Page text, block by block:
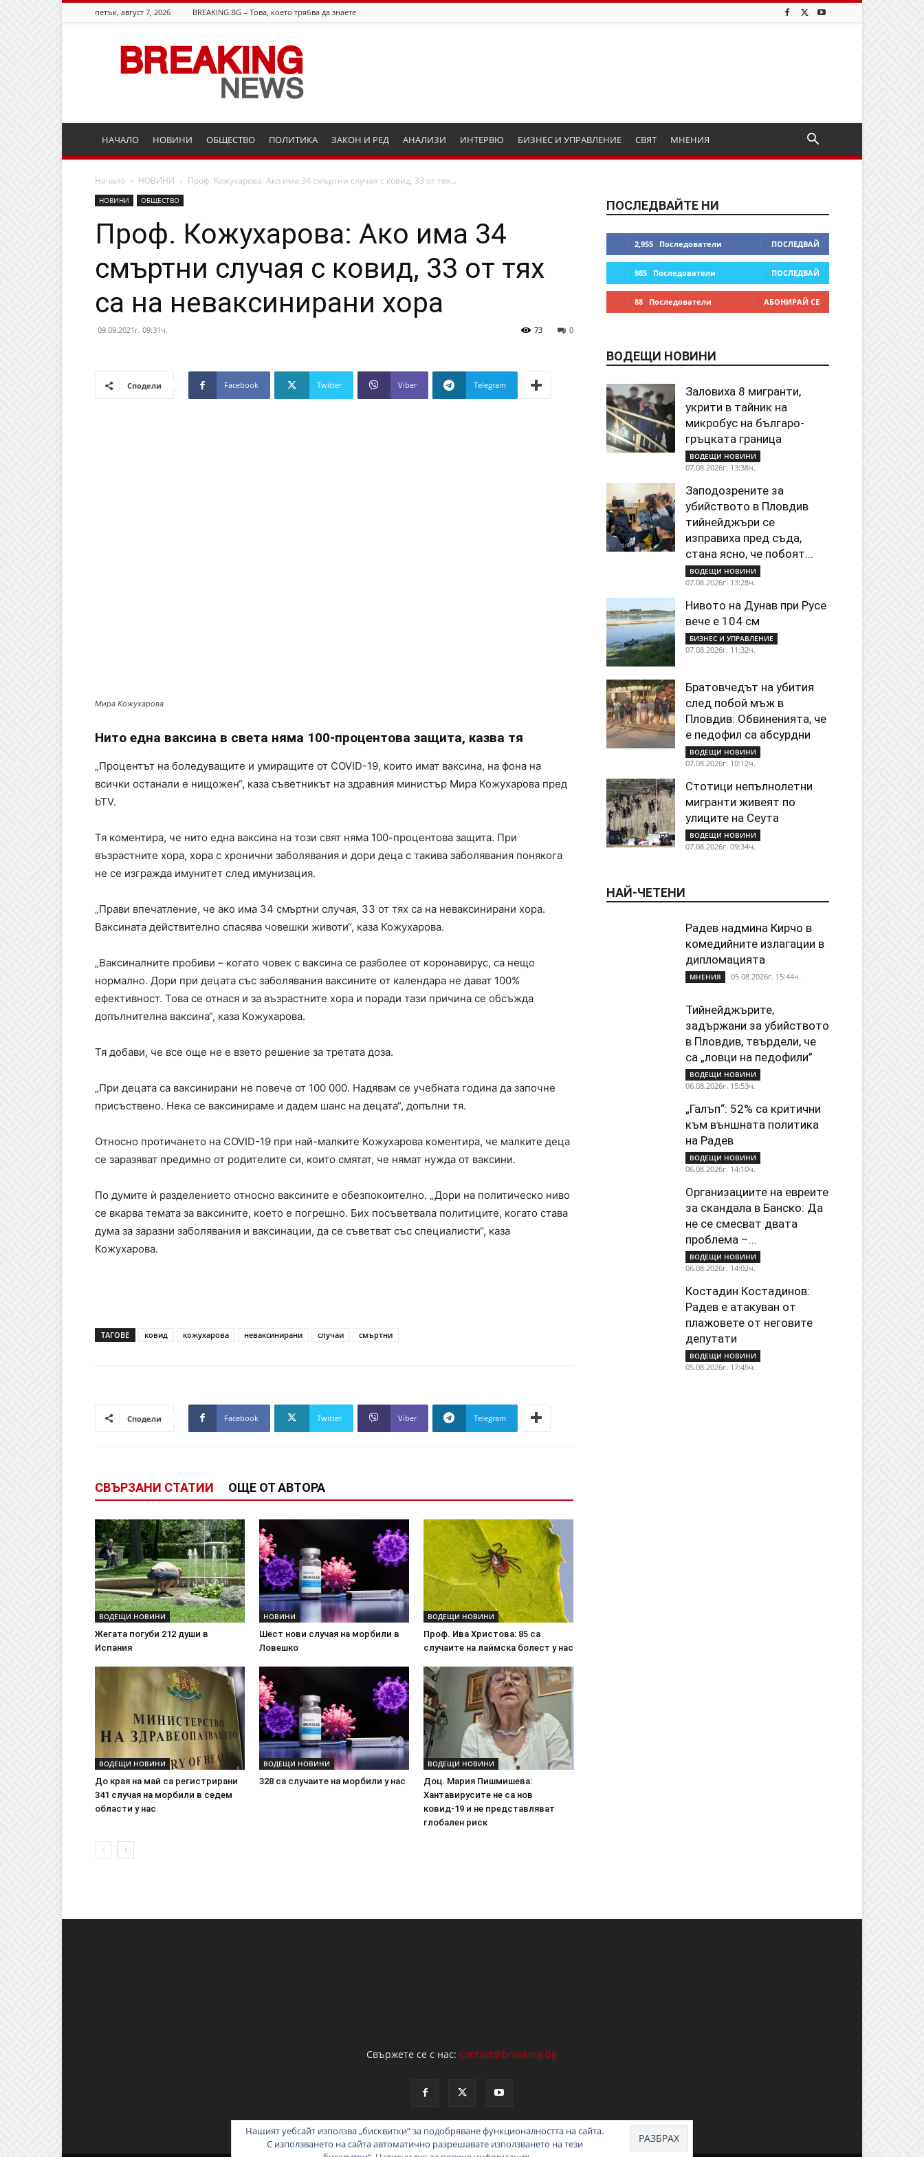
петък, август 7, 2026 BREAKING.BG – Това, което трябва да знаете
Breaking.bg
НАЧАЛО НОВИНИ ОБЩЕСТВО ПОЛИТИКА ЗАКОН И РЕД АНАЛИЗИ ИНТЕРВЮ БИЗНЕС И УПРАВЛЕНИЕ СВЯТ МНЕНИЯ
Начало НОВИНИ Проф. Кожухарова: Ако има 34 смъртни случая с ковид, 33 от тях...
НОВИНИ ОБЩЕСТВО
Проф. Кожухарова: Ако има 34
смъртни случая с ковид, 33 от тях
са на неваксинирани хора
09.09.2021г. 09:31ч. 0
73
Сподели Facebook Twitter Viber Telegram
Мира Кожухарова
Нито една ваксина в света няма 100-процентова защита, казва тя
„Процентът на боледуващите и умиращите от COVID-19, които имат ваксина, на фона на
всички останали е нищожен“, каза съветникът на здравния министър Мира Кожухарова пред
bTV.
Тя коментира, че нито една ваксина на този свят няма 100-процентова защита. При
възрастните хора, хора с хронични заболявания и дори деца с такива заболявания понякога
не се изгражда имунитет след имунизация.
„Прави впечатление, че ако има 34 смъртни случая, 33 от тях са на неваксинирани хора.
Ваксината действително спасява човешки животи“, каза Кожухарова.
„Ваксиналните пробиви – когато човек с ваксина се разболее от коронавирус, са нещо
нормално. Дори при децата със заболявания ваксините от календара не дават 100%
ефективност. Това се отнася и за възрастните хора и поради тази причина се обсъжда
допълнителна ваксина“, каза Кожухарова.
Тя добави, че все още не е взето решение за третата доза.
„При децата са ваксинирани не повече от 100 000. Надявам се учебната година да започне
присъствено. Нека се ваксинираме и дадем шанс на децата“, допълни тя.
Относно протичането на COVID-19 при най-малките Кожухарова коментира, че малките деца
се заразяват предимно от родителите си, които смятат, че нямат нужда от ваксини.
По думите ѝ разделението относно ваксините е обезпокоително. „Дори на политическо ниво
се вкарва темата за ваксините, което е погрешно. Бих посъветвала политиците, когато става
дума за заразни заболявания и ваксинации, да се съветват със специалисти“, каза
Кожухарова.
ТАГОВЕ ковид кожухарова неваксинирани случаи смъртни
Сподели Facebook Twitter Viber Telegram
СВЪРЗАНИ СТАТИИ ОЩЕ ОТ АВТОРА
ВОДЕЩИ НОВИНИ
Жегата погуби 212 души в
Испания
НОВИНИ
Шест нови случая на морбили в
Ловешко
ВОДЕЩИ НОВИНИ
Проф. Ива Христова: 85 са
случаите на лаймска болест у нас
ВОДЕЩИ НОВИНИ
До края на май са регистрирани
341 случая на морбили в седем
области у нас
ВОДЕЩИ НОВИНИ
328 са случаите на морбили у нас
ВОДЕЩИ НОВИНИ
Доц. Мария Пишмишева:
Хантавирусите не са нов
ковид-19 и не представляват
глобален риск
ПОСЛЕДВАЙТЕ НИ
2,955 Последователи ПОСЛЕДВАЙ
985 Последователи ПОСЛЕДВАЙ
88 Последователи АБОНИРАЙ СЕ
ВОДЕЩИ НОВИНИ
Заловиха 8 мигранти,
укрити в тайник на
микробус на българо-
гръцката граница
ВОДЕЩИ НОВИНИ
07.08.2026г. 13:38ч.
Заподозрените за
убийството в Пловдив
тийнейджъри се
изправиха пред съда,
стана ясно, че побоят...
ВОДЕЩИ НОВИНИ
07.08.2026г. 13:28ч.
Нивото на Дунав при Русе
вече е 104 см
БИЗНЕС И УПРАВЛЕНИЕ
07.08.2026г. 11:32ч.
Братовчедът на убития
след побой мъж в
Пловдив: Обвиненията, че
е педофил са абсурдни
ВОДЕЩИ НОВИНИ
07.08.2026г. 10:12ч.
Стотици непълнолетни
мигранти живеят по
улиците на Сеута
ВОДЕЩИ НОВИНИ
07.08.2026г. 09:34ч.
НАЙ-ЧЕТЕНИ
Радев надмина Кирчо в
комедийните излагации в
дипломацията
МНЕНИЯ 05.08.2026г. 15:44ч.
Тийнейджърите,
задържани за убийството
в Пловдив, твърдели, че
са „ловци на педофили”
ВОДЕЩИ НОВИНИ
06.08.2026г. 15:53ч.
„Галъп“: 52% са критични
към външната политика
на Радев
ВОДЕЩИ НОВИНИ
06.08.2026г. 14:10ч.
Организациите на евреите
за скандала в Банско: Да
не се смесват двата
проблема –...
ВОДЕЩИ НОВИНИ
06.08.2026г. 14:02ч.
Костадин Костадинов:
Радев е атакуван от
плажoвете от неговите
депутати
ВОДЕЩИ НОВИНИ
05.08.2026г. 17:45ч.
Свържете се с нас:contact@breaking.bg
Нашият уебсайт използва „бисквитки“ за подобряване функционалността на сайта.
С използването на сайта автоматично разрешавате използването на тези